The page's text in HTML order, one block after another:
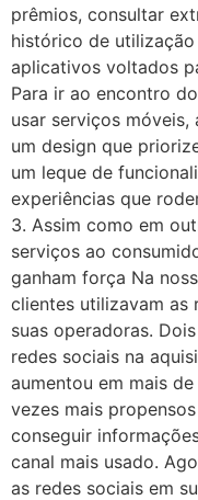
prêmios, consultar
histórico de
aplicativos voltados
Para ir ao encontro
usar serviços
um design que
um leque de
experiências que
3. Assim como em
serviços ao
ganham força Na
clientes utilizavam as
suas operadoras.
redes sociais na
aumentou em mais
vezes mais
conseguir
canal mais usado.
as redes sociais em